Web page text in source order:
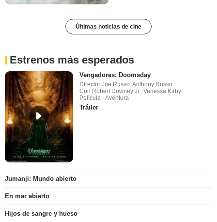
Últimas noticias de cine
Estrenos más esperados
Vengadores: Doomsday
Director Joe Russo, Anthony Russo
Con Robert Downey Jr., Vanessa Kirby
Película - Aventura
Tráiler
Jumanji: Mundo abierto
En mar abierto
Hijos de sangre y hueso